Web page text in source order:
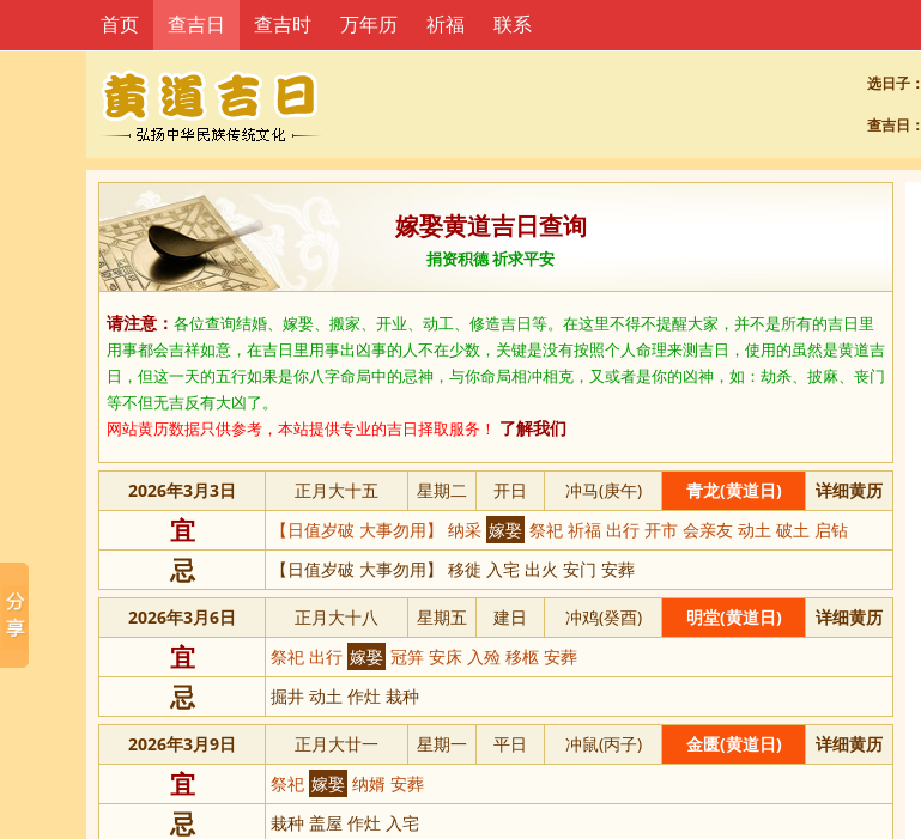
选日子：
查吉日：
首页 查吉日 查吉时 万年历 祈福 联系
嫁娶黄道吉日查询
捐资积德 祈求平安
请注意： 各位查询结婚、嫁娶、搬家、开业、动工、修造吉日等。在这里不得不提醒大家，并不是所有的吉日里
用事都会吉祥如意，在吉日里用事出凶事的人不在少数，关键是没有按照个人命理来测吉日，使用的虽然是黄道吉
日，但这一天的五行如果是你八字命局中的忌神，与你命局相冲相克，又或者是你的凶神，如：劫杀、披麻、丧门
等不但无吉反有大凶了。
网站黄历数据只供参考，本站提供专业的吉日择取服务！ 了解我们
2026年3月3日 正月大十五 星期二 开日 冲马(庚午) 青龙(黄道日) 详细黄历
宜 【日值岁破 大事勿用】 纳采 嫁娶 祭祀 祈福 出行 开市 会亲友 动土 破土 启钻
忌 【日值岁破 大事勿用】 移徙 入宅 出火 安门 安葬
2026年3月6日 正月大十八 星期五 建日 冲鸡(癸酉) 明堂(黄道日) 详细黄历
宜 祭祀 出行 嫁娶 冠笄 安床 入殓 移柩 安葬
忌 掘井 动土 作灶 栽种
2026年3月9日 正月大廿一 星期一 平日 冲鼠(丙子) 金匮(黄道日) 详细黄历
宜 祭祀 嫁娶 纳婿 安葬
忌 栽种 盖屋 作灶 入宅